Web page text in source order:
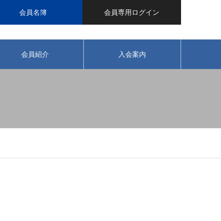
会員名簿 会員専用ログイン
会員紹介 入会案内